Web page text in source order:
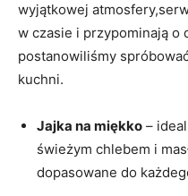
wyjątkowej
w czasie i przypominają o
postanowiliśmy
kuchni.
Jajka na miękko –
świeżym chlebem i
dopasowane do